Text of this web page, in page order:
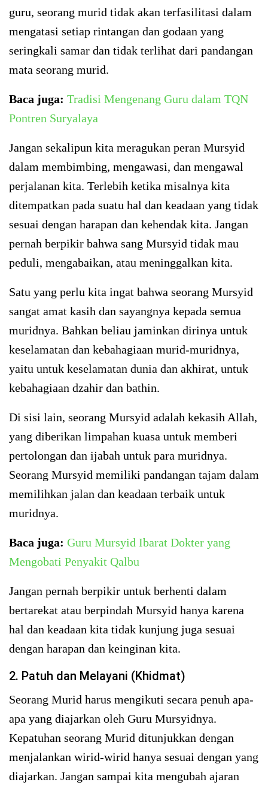
guru, seorang murid tidak akan terfasilitasi dalam
mengatasi setiap rintangan dan godaan yang
seringkali samar dan tidak terlihat dari pandangan
mata seorang murid.
Baca juga: Tradisi Mengenang Guru dalam TQN
Pontren Suryalaya
Jangan sekalipun kita meragukan peran Mursyid
dalam membimbing, mengawasi, dan mengawal
perjalanan kita. Terlebih ketika misalnya kita
ditempatkan pada suatu hal dan keadaan yang tidak
sesuai dengan harapan dan kehendak kita. Jangan
pernah berpikir bahwa sang Mursyid tidak mau
peduli, mengabaikan, atau meninggalkan kita.
Satu yang perlu kita ingat bahwa seorang Mursyid
sangat amat kasih dan sayangnya kepada semua
muridnya. Bahkan beliau jaminkan dirinya untuk
keselamatan dan kebahagiaan murid-muridnya,
yaitu untuk keselamatan dunia dan akhirat, untuk
kebahagiaan dzahir dan bathin.
Di sisi lain, seorang Mursyid adalah kekasih Allah,
yang diberikan limpahan kuasa untuk memberi
pertolongan dan ijabah untuk para muridnya.
Seorang Mursyid memiliki pandangan tajam dalam
memilihkan jalan dan keadaan terbaik untuk
muridnya.
Baca juga: Guru Mursyid Ibarat Dokter yang
Mengobati Penyakit Qalbu
Jangan pernah berpikir untuk berhenti dalam
bertarekat atau berpindah Mursyid hanya karena
hal dan keadaan kita tidak kunjung juga sesuai
dengan harapan dan keinginan kita.
2. Patuh dan Melayani (Khidmat)
Seorang Murid harus mengikuti secara penuh apa-
apa yang diajarkan oleh Guru Mursyidnya.
Kepatuhan seorang Murid ditunjukkan dengan
menjalankan wirid-wirid hanya sesuai dengan yang
diajarkan. Jangan sampai kita mengubah ajaran